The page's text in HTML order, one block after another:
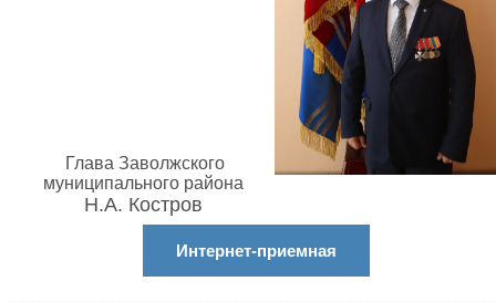
Глава Заволжского
муниципального района
Н.А. Костров
Интернет-приемная